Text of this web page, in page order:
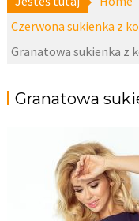
Czerwona sukienka z
Granatowa sukienka z
Granatowa